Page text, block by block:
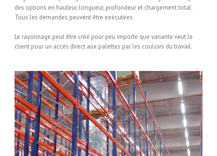
des options en hauteur, longueur, profondeur et chargement total.
Tous les demandes peuvent être exécutées.
Le rayonnage peut être créé pour peu importe que variante veut le
client pour un accès direct aux palettes par les couloirs du travail.